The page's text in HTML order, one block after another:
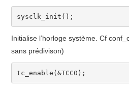
sysclk_init ( ) ;
Initialise l’horloge système. Cf
sans prédivison)
tc_enable (&TCC0 ) ;